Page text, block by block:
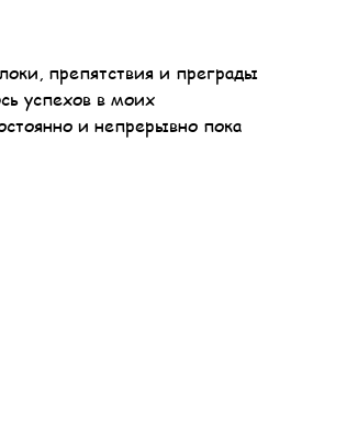
препятствия и преграды
успехов в моих
и непрерывно пока